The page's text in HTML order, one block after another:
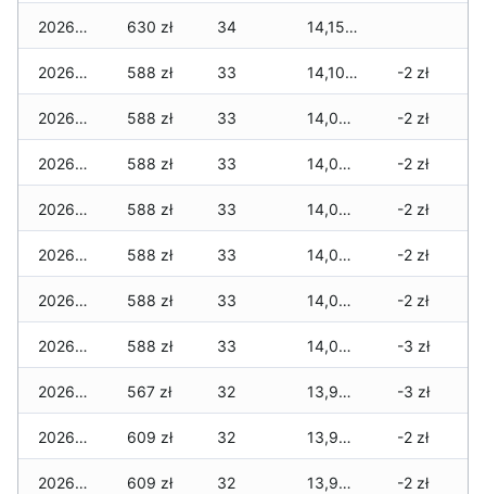
2026-02-03 630 zł 34 14,154 zł
2026-02-02 588 zł 33 14,105 zł -2 zł
2026-02-01 588 zł 33 14,084 zł -2 zł
2026-01-31 588 zł 33 14,084 zł -2 zł
2026-01-30 588 zł 33 14,084 zł -2 zł
2026-01-29 588 zł 33 14,063 zł -2 zł
2026-01-28 588 zł 33 14,021 zł -2 zł
2026-01-27 588 zł 33 14,014 zł -3 zł
2026-01-26 567 zł 32 13,993 zł -3 zł
2026-01-25 609 zł 32 13,958 zł -2 zł
2026-01-24 609 zł 32 13,958 zł -2 zł